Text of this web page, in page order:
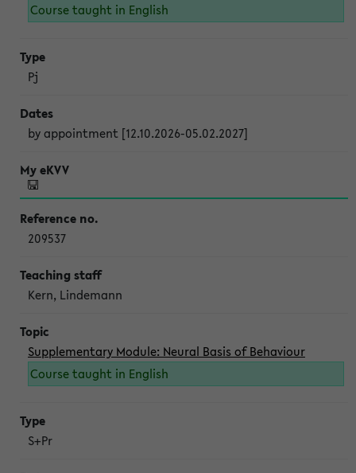
Course taught in English
Pj
by appointment [12.10.2026-05.02.2027]
209537
Kern, Lindemann
Supplementary Module: Neural Basis of Behaviour
Course taught in English
S+Pr